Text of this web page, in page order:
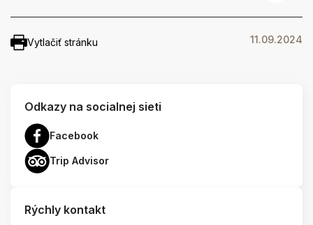
Vytlačiť stránku 11.09.2024
Odkazy na socialnej sieti
Facebook
Trip Advisor
Rýchly kontakt